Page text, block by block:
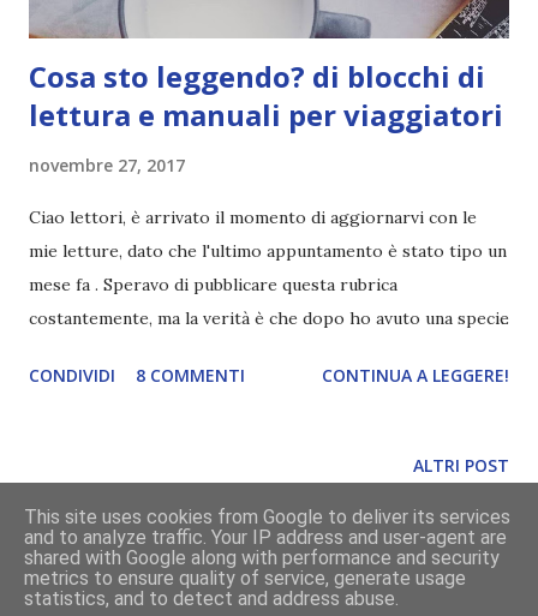
Cosa sto leggendo? di blocchi di
lettura e manuali per viaggiatori
novembre 27, 2017
Ciao lettori, è arrivato il momento di aggiornarvi con le
mie letture, dato che l'ultimo appuntamento è stato tipo un
mese fa . Speravo di pubblicare questa rubrica
costantemente, ma la verità è che dopo ho avuto una specie
voglia di leggere. Avevo infatti iniziato " Assassinio
subito perso interesse, tant'è che ho deciso di mettere da
parte il romanzo per riprenderlo spero presto. In quel
momento allora ho deciso di approfittarne e continuare la
lettura di Atlas Obscura perché leggere di luoghi e della
CONDIVIDI 8 COMMENTI CONTINUA A LEGGERE!
ALTRI POST
Powered by Blogger
grafica a cura di Divoratori di libri
This site uses cookies from Google to deliver its services
and to analyze traffic. Your IP address and user-agent are
shared with Google along with performance and security
metrics to ensure quality of service, generate usage
statistics, and to detect and address abuse.